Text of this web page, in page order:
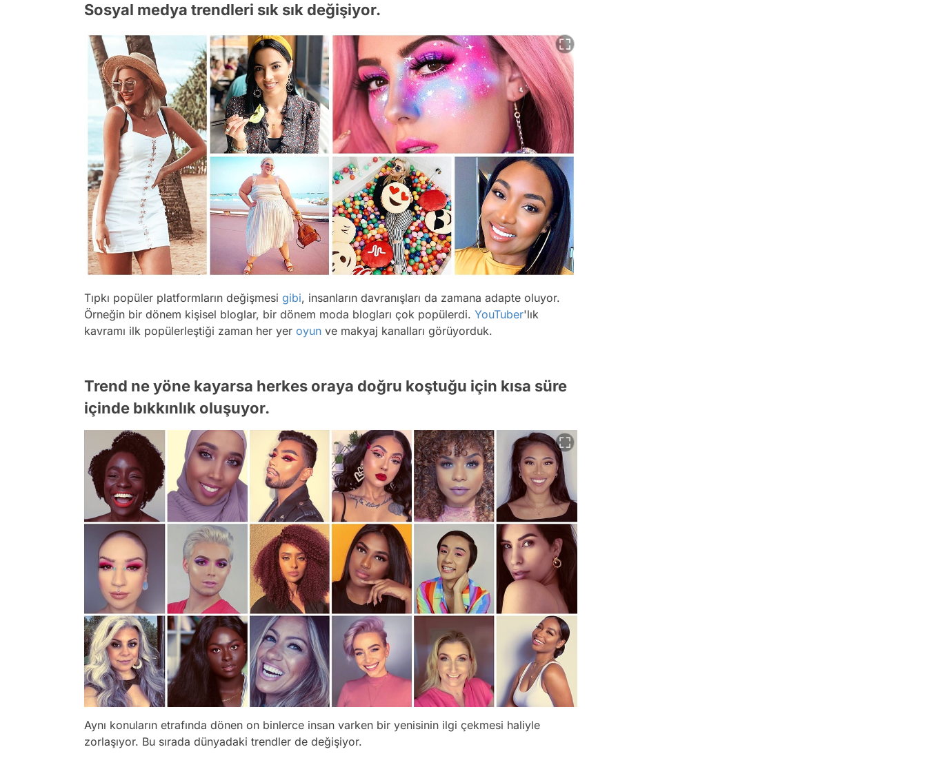
Sosyal medya trendleri sık sık değişiyor.
Tıpkı popüler platformların değişmesi gibi, insanların davranışları da zamana adapte oluyor.
Örneğin bir dönem kişisel bloglar, bir dönem moda blogları çok popülerdi. YouTuber'lık
kavramı ilk popülerleştiği zaman her yer oyun ve makyaj kanalları görüyorduk.
Trend ne yöne kayarsa herkes oraya doğru koştuğu için kısa süre
içinde bıkkınlık oluşuyor.
Aynı konuların etrafında dönen on binlerce insan varken bir yenisinin ilgi çekmesi haliyle
zorlaşıyor. Bu sırada dünyadaki trendler de değişiyor.